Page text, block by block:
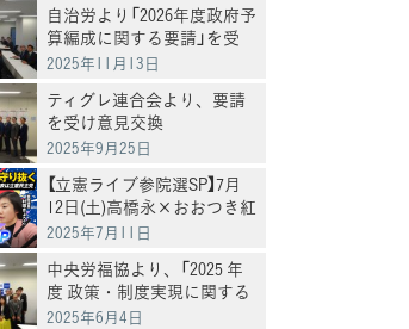
自治労より「2026年度政府予
算編成に関する要請」を受
け、意見交換
2025年11月13日
ティグレ連合会より、要請
を受け意見交換
2025年9月25日
【立憲ライブ参院選SP】7月
12日(土)高橋永×おおつき紅
葉×村田きょうこ
2025年7月11日
中央労福協より、「2025 年
度 政策・制度実現に関する
申し入れ」について要請を受
2025年6月4日